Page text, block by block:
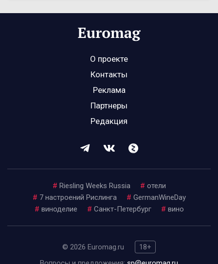
О проекте
Контакты
Реклама
Партнеры
Редакция
# Riesling Weeks Russia # отели
# 7 настроений Рислинга # GermanWineDay
# виноделие # Санкт-Петербург # вино
© 2026 Euromag.ru
18+